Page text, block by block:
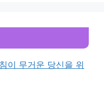
이 무거운 당신을 위